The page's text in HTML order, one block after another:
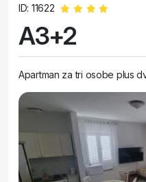
ID: 11622
A3+2
Apartman za tri osobe plus